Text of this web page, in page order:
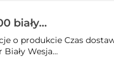
biały
o produkcie Czas
Wesja...